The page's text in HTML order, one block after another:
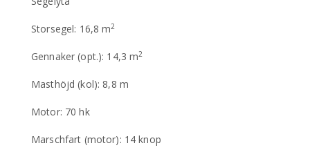
Storsegel: 16,8 m2
Gennaker (opt.): 14,3 m2
Masthöjd (kol): 8,8 m
Motor: 70 hk
Marschfart (motor): 14 knop